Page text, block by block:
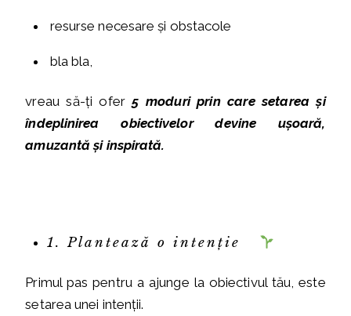
resurse necesare și obstacole
bla bla,
vreau să-ți ofer5 moduri prin care setarea și
îndeplinirea obiectivelor devine ușoară,
amuzantă și inspirată.
1. Plantează o intenție
Primul pas pentru a ajunge la obiectivul tău, este
setarea unei intenții.